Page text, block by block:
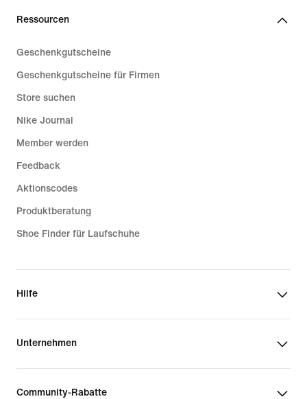
Ressourcen
Geschenkgutscheine
Geschenkgutscheine für Firmen
Store suchen
Nike Journal
Member werden
Feedback
Aktionscodes
Produktberatung
Shoe Finder für Laufschuhe
Hilfe
Unternehmen
Community-Rabatte